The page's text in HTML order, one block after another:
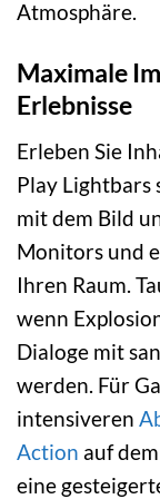
Atmosphäre.
Maximale
Erlebnisse
Erleben Sie
Play Lightbars
mit dem Bild
Monitors und
Ihren Raum.
wenn
Dialoge mit
werden. Für
intensiveren
Action auf
eine